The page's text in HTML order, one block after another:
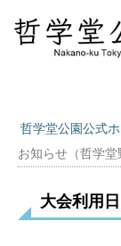
哲学堂公園公式
お知らせ（哲学堂
大会利用